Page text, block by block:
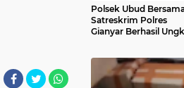
Polsek Ubud
Satreskrim Polres
Gianyar Berhasil